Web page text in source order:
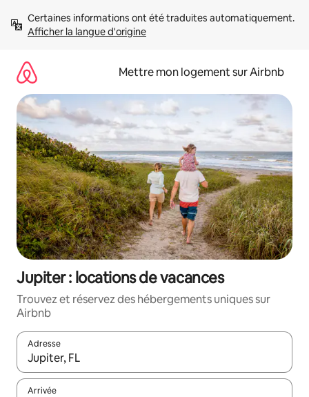
directement
Afficher la langue d'origine
Mettre mon logement sur Airbnb
Jupiter : locations de vacances
Trouvez et réservez des hébergements uniques sur
Airbnb
Adresse
Lorsque les résultats s'affichent, utilisez les flèches vers le
Arrivée